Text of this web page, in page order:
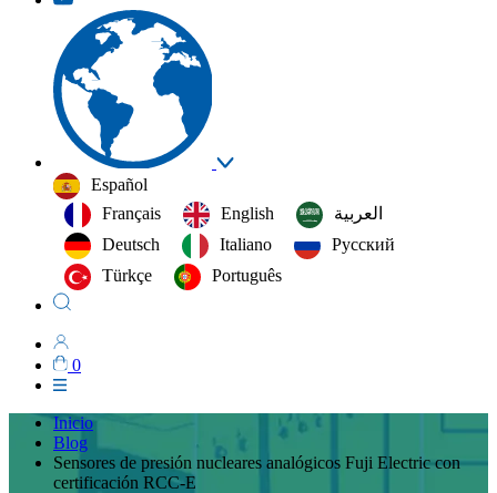
Español
Français
English
العربية‏
Deutsch
Italiano
Русский
Türkçe
Português
0
Inicio
Blog
Sensores de presión nucleares analógicos Fuji Electric con
certificación RCC-E